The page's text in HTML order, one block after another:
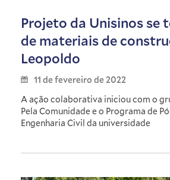
Projeto da Unisinos se
de materiais de
Leopoldo
11 de fevereiro de 2022
A ação colaborativa iniciou com o
Pela Comunidade e o Programa de
Engenharia Civil da universidade